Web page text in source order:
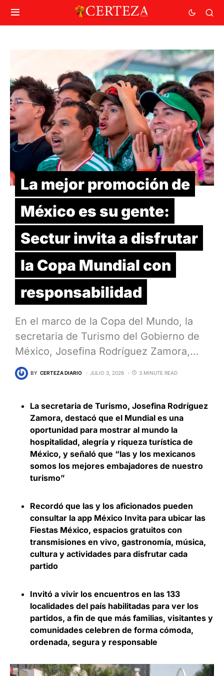
La mejor promoción de
México es su gente:
Sectur invita a disfrutar
la Copa Mundial con
responsabilidad
En el marco de la Copa del Mundo, la
secretaria de Turismo del Gobierno de
México, Josefina Rodríguez Zamora,…
BY CERTEZA DIARIO JULIO 3, 2026 3 MINUTE READ
La secretaria de Turismo, Josefina Rodríguez
Zamora, destacó que el Mundial es una
oportunidad para mostrar al mundo la
hospitalidad, alegría y riqueza turística de
México, y señaló que “las y los mexicanos
somos los mejores embajadores de nuestro
turismo”
Recordó que las y los aficionados pueden
consultar la app México Invita para ubicar las
Fiestas México, espacios gratuitos con
transmisiones en vivo, gastronomía, música,
cultura y actividades para disfrutar cada
partido
Invitó a vivir los encuentros en las 133
localidades del país habilitadas para ver los
partidos, a fin de que más familias, visitantes y
comunidades celebren de forma cómoda,
ordenada, segura y responsable